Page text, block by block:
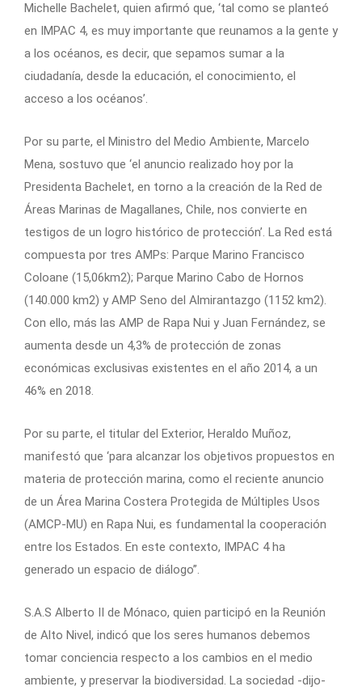
Michelle Bachelet, quien afirmó que, ‘tal como se planteó
en IMPAC 4, es muy importante que reunamos a la gente y
a los océanos, es decir, que sepamos sumar a la
ciudadanía, desde la educación, el conocimiento, el
acceso a los océanos’.
Por su parte, el Ministro del Medio Ambiente, Marcelo
Mena, sostuvo que ‘el anuncio realizado hoy por la
Presidenta Bachelet, en torno a la creación de la Red de
Áreas Marinas de Magallanes, Chile, nos convierte en
testigos de un logro histórico de protección’. La Red está
compuesta por tres AMPs: Parque Marino Francisco
Coloane (15,06km2); Parque Marino Cabo de Hornos
(140.000 km2) y AMP Seno del Almirantazgo (1152 km2).
Con ello, más las AMP de Rapa Nui y Juan Fernández, se
aumenta desde un 4,3% de protección de zonas
económicas exclusivas existentes en el año 2014, a un
46% en 2018.
Por su parte, el titular del Exterior, Heraldo Muñoz,
manifestó que ‘para alcanzar los objetivos propuestos en
materia de protección marina, como el reciente anuncio
de un Área Marina Costera Protegida de Múltiples Usos
(AMCP-MU) en Rapa Nui, es fundamental la cooperación
entre los Estados. En este contexto, IMPAC 4 ha
generado un espacio de diálogo”.
S.A.S Alberto II de Mónaco, quien participó en la Reunión
de Alto Nivel, indicó que los seres humanos debemos
tomar conciencia respecto a los cambios en el medio
ambiente, y preservar la biodiversidad. La sociedad -dijo-